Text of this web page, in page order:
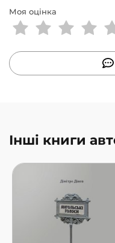
Моя оцінка
Інші книги